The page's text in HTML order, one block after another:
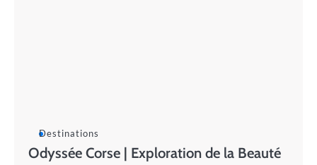
Destinations
Odyssée Corse | Exploration de la Beauté